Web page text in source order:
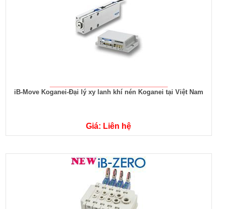
iB-Move Koganei-Đại lý xy lanh khí nén Koganei tại Việt Nam
Giá: Liên hệ